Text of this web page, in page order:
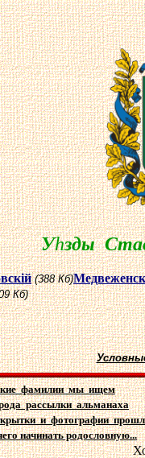
Уhзды
iй (388 Кб)Медвеженск
Кб)
фамилии мы ищем
рассылки альманаха
и фотографии
начинать родословную...